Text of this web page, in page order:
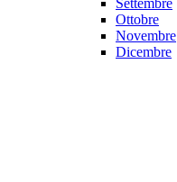
Settembre
Ottobre
Novembre
Dicembre